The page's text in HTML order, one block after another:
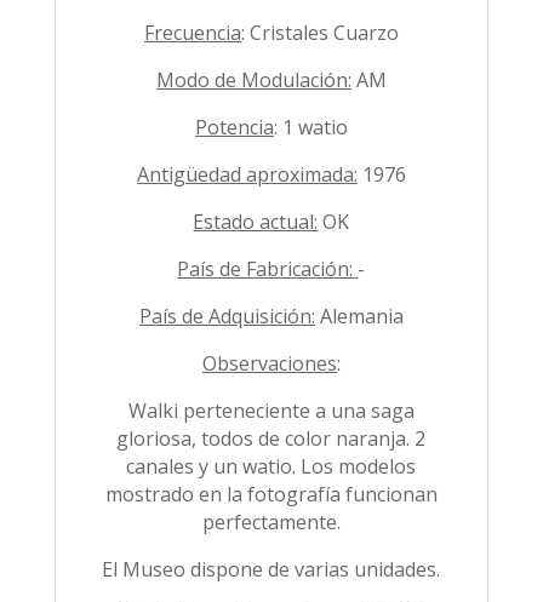
Frecuencia: Cristales Cuarzo
Modo de Modulación: AM
Potencia: 1 watio
Antigüedad aproximada: 1976
Estado actual: OK
País de Fabricación: -
País de Adquisición: Alemania
Observaciones:
Walki perteneciente a una saga
gloriosa, todos de color naranja. 2
canales y un watio. Los modelos
mostrado en la fotografía funcionan
perfectamente.
El Museo dispone de varias unidades.